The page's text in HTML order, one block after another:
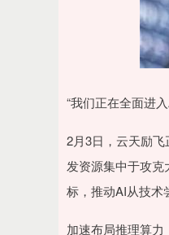
“我们正在全面进
2月3日，云天励
发资源集中于攻克
标，推动AI从技术
加速布局推理算力
深